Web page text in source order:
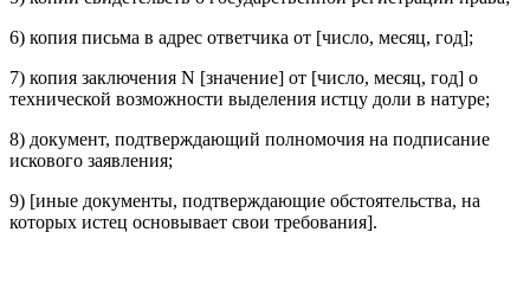
6) копия письма в адрес ответчика от [число, месяц, год];
7) копия заключения N [значение] от [число, месяц, год] о
технической возможности выделения истцу доли в натуре;
8) документ, подтверждающий полномочия на подписание
искового заявления;
9) [иные документы, подтверждающие обстоятельства, на
которых истец основывает свои требования].